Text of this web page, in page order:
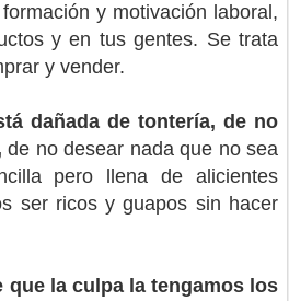
y motivación laboral,
y en tus gentes. Se trata
y vender.
dañada de tontería, de no
de no desear nada que no sea
pero llena de alicientes
ser ricos y guapos sin hacer
que la culpa la tengamos los